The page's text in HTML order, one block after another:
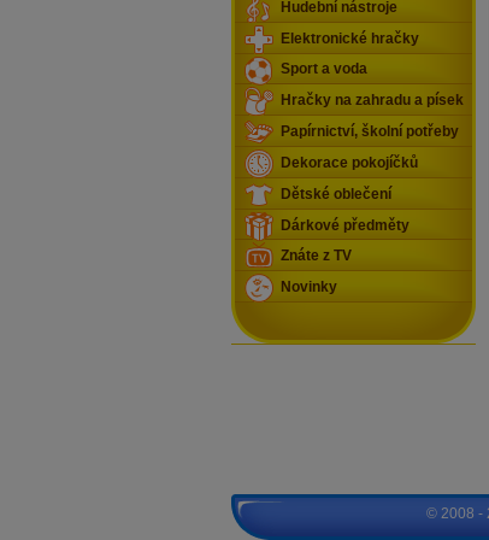
Hudební nástroje
Elektronické hračky
Sport a voda
Hračky na zahradu a písek
Papírnictví, školní potřeby
Dekorace pokojíčků
Dětské oblečení
Dárkové předměty
Znáte z TV
Novinky
© 2008 -